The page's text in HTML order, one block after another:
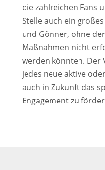
die zahlreichen Fans
Stelle auch ein
und Gönner, ohne
Maßnahmen nicht
werden könnten. Der
jedes neue aktive
auch in Zukunft das
Engagement zu